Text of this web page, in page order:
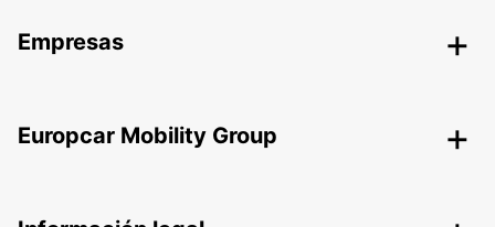
Empresas
Europcar Mobility Group